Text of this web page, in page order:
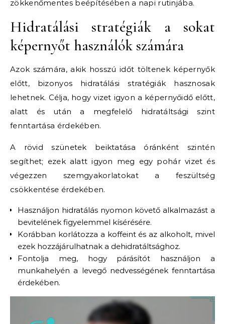
zökkenőmentes beépítésében a napi rutinjába.
Hidratálási stratégiák a sokat
képernyőt használók számára
Azok számára, akik hosszú időt töltenek képernyők
előtt, bizonyos hidratálási stratégiák hasznosak
lehetnek. Célja, hogy vizet igyon a képernyőidő előtt,
alatt és után a megfelelő hidratáltsági szint
fenntartása érdekében.
A rövid szünetek beiktatása óránként szintén
segíthet; ezek alatt igyon meg egy pohár vizet és
végezzen szemgyakorlatokat a feszültség
csökkentése érdekében.
Használjon hidratálás nyomon követő alkalmazást a
bevitelének figyelemmel kísérésére.
Korábban korlátozza a koffeint és az alkoholt, mivel
ezek hozzájárulhatnak a dehidratáltsághoz.
Fontolja meg, hogy párásítót használjon a
munkahelyén a levegő nedvességének fenntartása
érdekében.